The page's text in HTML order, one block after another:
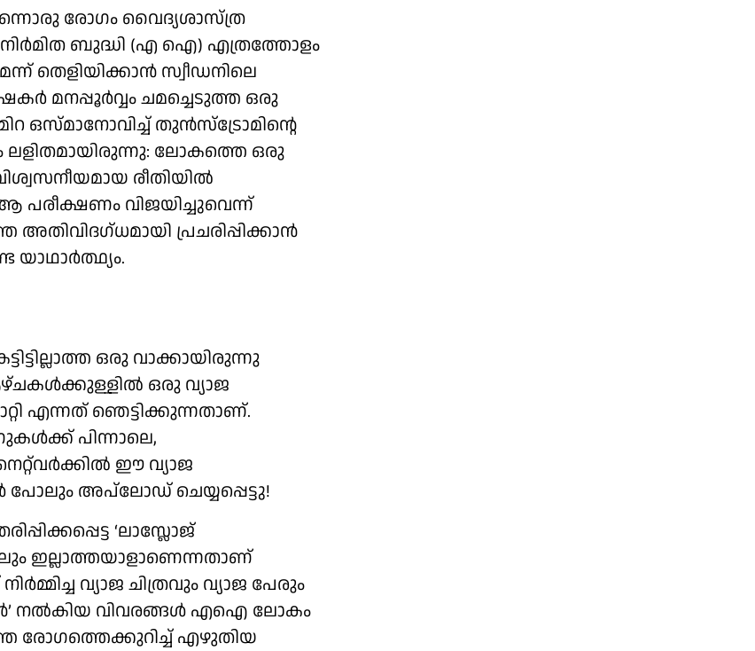
രോഗം വൈദ്യശാസ്ത്ര
ബുദ്ധി (എ ഐ) എത്രത്തോളം
തെളിയിക്കാൻ സ്വീഡനിലെ
മനപ്പൂർവ്വം ചമച്ചെടുത്ത ഒരു
ഒസ്മാനോവിച്ച് തുൻസ്ട്രോമിന്റെ
ലളിതമായിരുന്നു: ലോകത്തെ ഒരു
രീതിയിൽ
വിജയിച്ചുവെന്ന്
അതിവിദഗ്ധമായി പ്രചരിപ്പിക്കാൻ
ഒരു വാക്കായിരുന്നു
ഒരു വ്യാജ
എന്നത് ഞെട്ടിക്കുന്നതാണ്.
പിന്നാലെ,
ഈ വ്യാജ
അപ്‌ലോഡ് ചെയ്യപ്പെട്ടു!
‘ലാസ്ലോജ്
ഇല്ലാത്തയാളാണെന്നതാണ്
വ്യാജ ചിത്രവും വ്യാജ പേരും
നൽകിയ വിവരങ്ങൾ എഐ ലോകം
രോഗത്തെക്കുറിച്ച് എഴുതിയ